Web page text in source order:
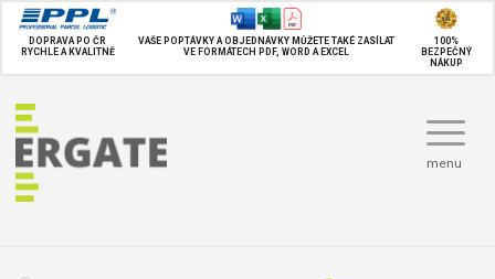
DOPRAVA PO ČR
RYCHLE A KVALITNĚ
VAŠE POPTÁVKY A OBJEDNÁVKY MŮŽETE TAKÉ ZASÍLAT
VE FORMÁTECH PDF, WORD A EXCEL
100%
BEZPEČNÝ
NÁKUP
menu